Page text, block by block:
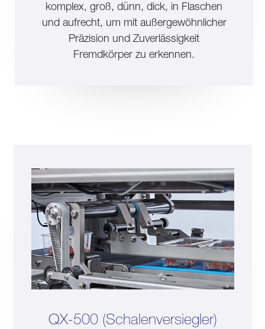
komplex, groß, dünn, dick, in Flaschen
und aufrecht, um mit außergewöhnlicher
Präzision und Zuverlässigkeit
Fremdkörper zu erkennen.
QX-500 (Schalenversiegler)